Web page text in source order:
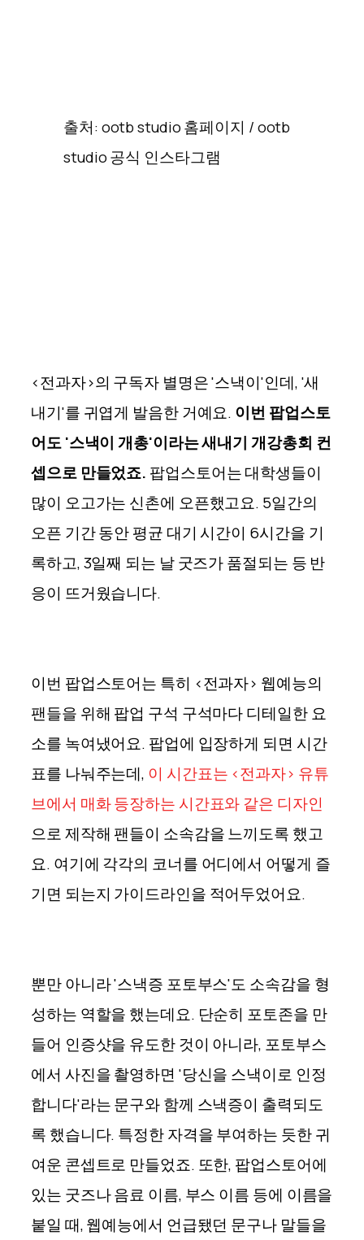
출처: ootb studio 홈페이지 / ootb
studio 공식 인스타그램
<전과자>의 구독자 별명은 '스낵이'인데, '새
내기'를 귀엽게 발음한 거예요. 이번 팝업스토
어도 '스낵이 개총'이라는 새내기 개강총회 컨
셉으로 만들었죠. 팝업스토어는 대학생들이
많이 오고가는 신촌에 오픈했고요. 5일간의
오픈 기간 동안 평균 대기 시간이 6시간을 기
록하고, 3일째 되는 날 굿즈가 품절되는 등 반
응이 뜨거웠습니다.
이번 팝업스토어는 특히 <전과자> 웹예능의
팬들을 위해 팝업 구석 구석마다 디테일한 요
소를 녹여냈어요. 팝업에 입장하게 되면 시간
표를 나눠주는데, 이 시간표는 <전과자> 유튜
브에서 매화 등장하는 시간표와 같은 디자인
으로 제작해 팬들이 소속감을 느끼도록 했고
요. 여기에 각각의 코너를 어디에서 어떻게 즐
기면 되는지 가이드라인을 적어두었어요.
뿐만 아니라 '스낵증 포토부스'도 소속감을 형
성하는 역할을 했는데요. 단순히 포토존을 만
들어 인증샷을 유도한 것이 아니라, 포토부스
에서 사진을 촬영하면 '당신을 스낵이로 인정
합니다'라는 문구와 함께 스낵증이 출력되도
록 했습니다. 특정한 자격을 부여하는 듯한 귀
여운 콘셉트로 만들었죠. 또한, 팝업스토어에
있는 굿즈나 음료 이름, 부스 이름 등에 이름을
붙일 때, 웹예능에서 언급됐던 문구나 말들을